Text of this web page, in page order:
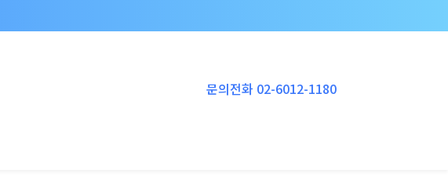
문의전화 02-6012-1180